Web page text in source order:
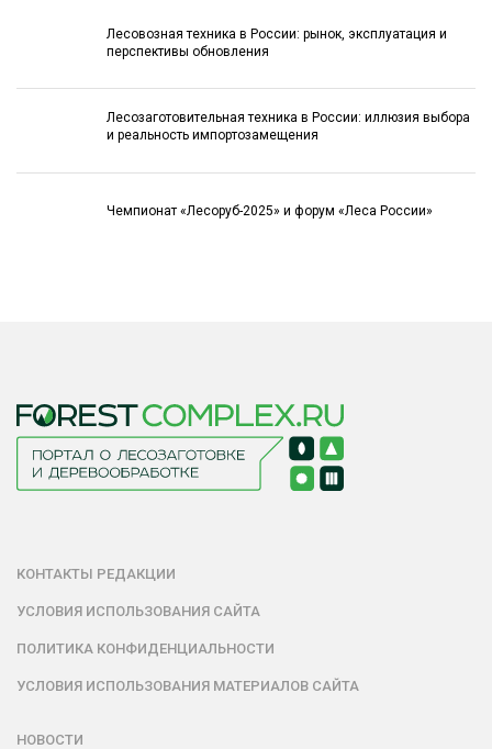
Лесовозная техника в России: рынок, эксплуатация и
перспективы обновления
Лесозаготовительная техника в России: иллюзия выбора
и реальность импортозамещения
Чемпионат «Лесоруб-2025» и форум «Леса России»
КОНТАКТЫ РЕДАКЦИИ
УСЛОВИЯ ИСПОЛЬЗОВАНИЯ САЙТА
ПОЛИТИКА КОНФИДЕНЦИАЛЬНОСТИ
УСЛОВИЯ ИСПОЛЬЗОВАНИЯ МАТЕРИАЛОВ САЙТА
НОВОСТИ